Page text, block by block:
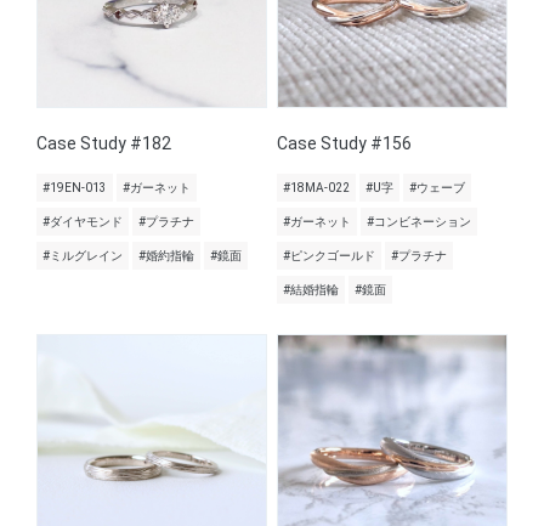
Case Study #182
#19EN-013 #ガーネット
#ダイヤモンド #プラチナ
#ミルグレイン #婚約指輪 #鏡面
Case Study #156
#18MA-022 #U字 #ウェーブ
#ガーネット #コンビネーション
#ピンクゴールド #プラチナ
#結婚指輪 #鏡面